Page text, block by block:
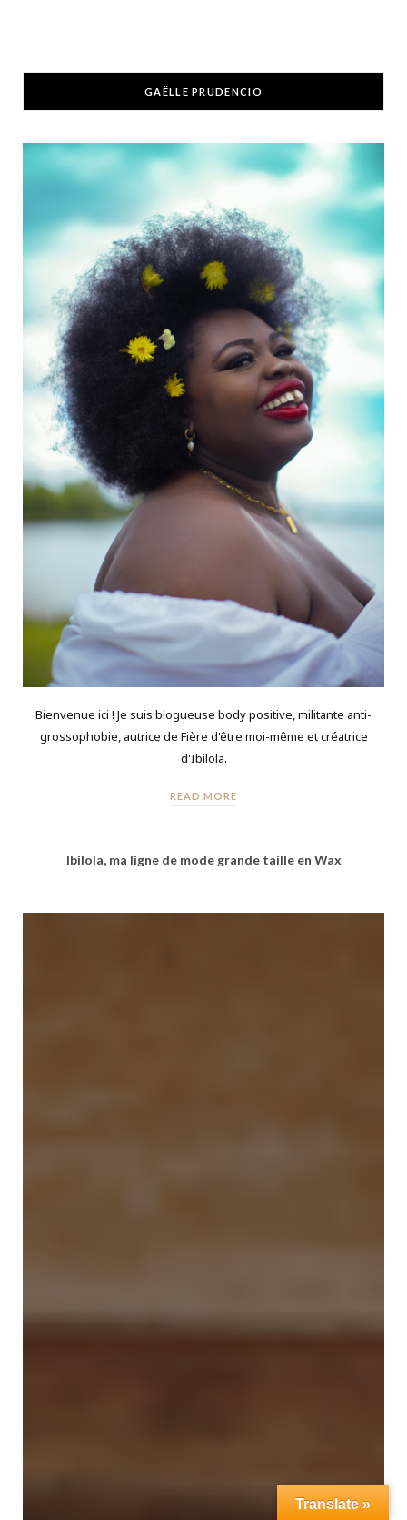
GAËLLE PRUDENCIO
Bienvenue ici ! Je suis blogueuse body positive, militante anti-
grossophobie, autrice de Fière d'être moi-même et créatrice
d'Ibilola.
READ MORE
Ibilola, ma ligne de mode grande taille en Wax
Translate »